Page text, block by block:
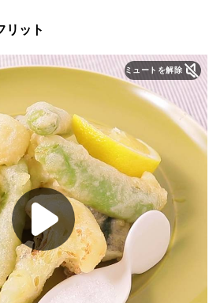
リット
ミュートを解除